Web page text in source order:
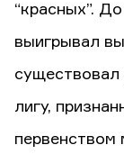
“красных”.
выигрывал
лигу,
первенством